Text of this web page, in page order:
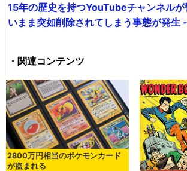
15年の歴史を持つYouTubeチャンネル
いまま突如削除されてしまう事態が発生
・関連コンテンツ
2800万円相当のポケモンカード
が盗まれる